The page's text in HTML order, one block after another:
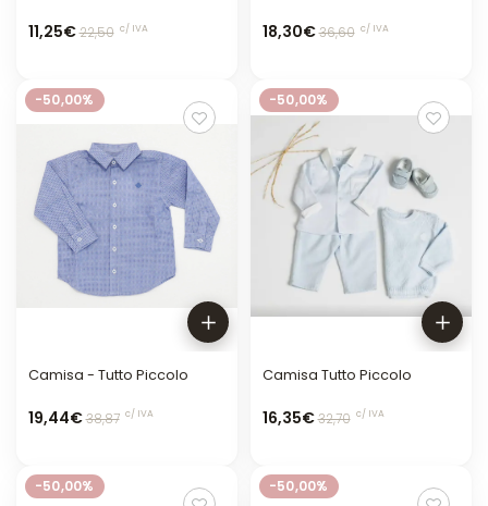
11,25€22,50 c/ IVA 18,30€36,60 c/ IVA
-50,00%
Camisa - Tutto Piccolo
19,44€38,87 c/ IVA
-50,00%
Camisa Tutto Piccolo
16,35€32,70 c/ IVA
-50,00% -50,00%